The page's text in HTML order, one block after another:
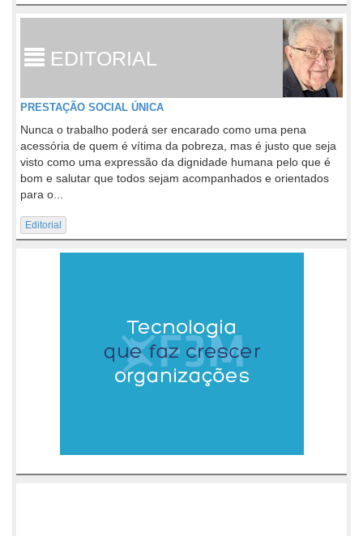
EDITORIAL
PRESTAÇÃO SOCIAL ÚNICA
Nunca o trabalho poderá ser encarado como uma pena
acessória de quem é vítima da pobreza, mas é justo que seja
visto como uma expressão da dignidade humana pelo que é
bom e salutar que todos sejam acompanhados e orientados
para o...
Editorial